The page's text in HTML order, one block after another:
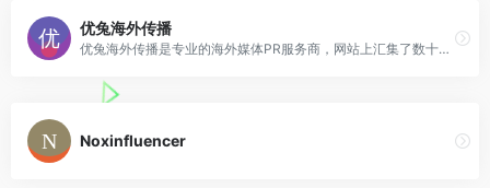
优兔海外传播
优兔海外传播是专业的海外媒体PR服务商，网站上汇集了数十万个海外媒体网站资源，提供全球新闻软文发布服务，以及新闻软文撰写，文章翻译服务。
Noxinfluencer